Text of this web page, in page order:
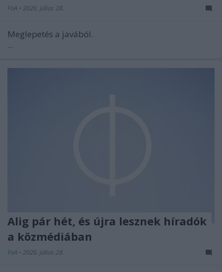
FoA • 2026. július 28.
Meglepetés a javából.
...
Alig pár hét, és újra lesznek híradók
a közmédiában
FoA • 2026. július 28.